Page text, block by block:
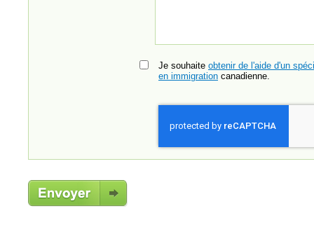
Je souhaite obtenir de l'aide d'un
en immigration canadienne.